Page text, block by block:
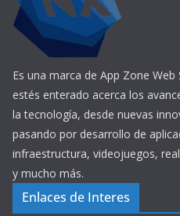
Es una marca de App Zone
estés enterado acerca los
la tecnología, desde nuevas
pasando por desarrollo de
infraestructura, videojuegos,
y mucho más.
Enlaces de Interes